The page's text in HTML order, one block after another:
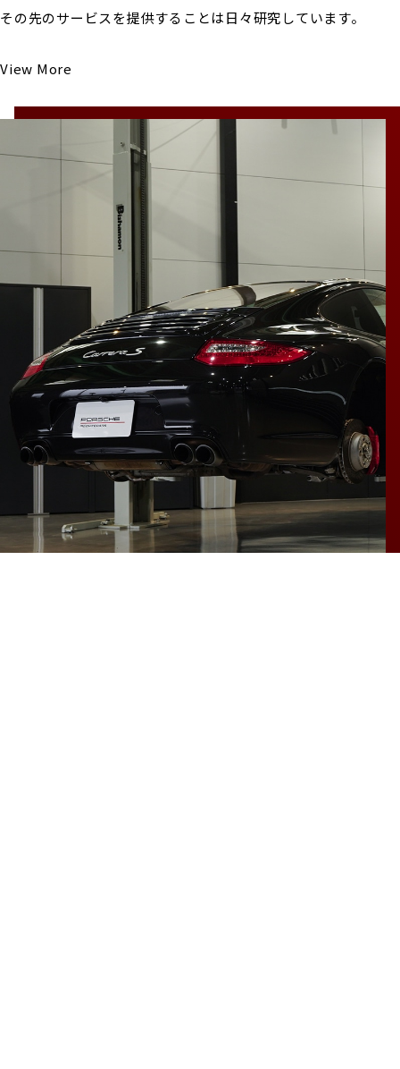
その先のサービスを提供することは日々研究しています。
View More